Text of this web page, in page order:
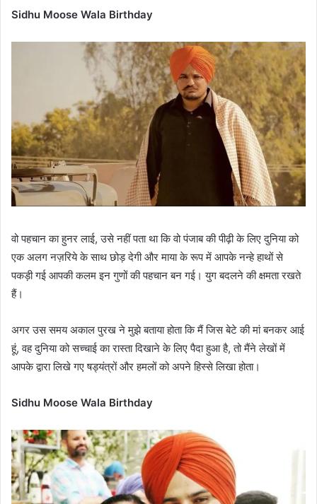
Sidhu Moose Wala Birthday
वो पहचान का हुनर ​​लाई, उसे नहीं पता था कि वो पंजाब की पीढ़ी के लिए दुनिया को
एक अलग नज़रिये के साथ छोड़ देगी और माया के रूप में आपके नन्हे हाथों से
पकड़ी गई आपकी कलम इन गुणों की पहचान बन गई। युग बदलने की क्षमता रखते
हैं।
अगर उस समय अकाल पुरख ने मुझे बताया होता कि मैं जिस बेटे की मां बनकर आई
हूं, वह दुनिया को सच्चाई का रास्ता दिखाने के लिए पैदा हुआ है, तो मैंने लेखों में
आपके द्वारा लिखे गए षड्यंत्रों और हमलों को अपने हिस्से लिखा होता।
Sidhu Moose Wala Birthday